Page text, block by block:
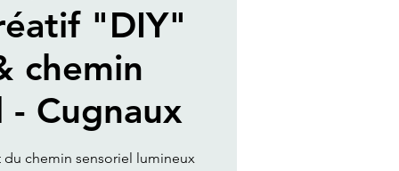
"DIY"
chemin
- Cugnaux
du chemin sensoriel lumineux